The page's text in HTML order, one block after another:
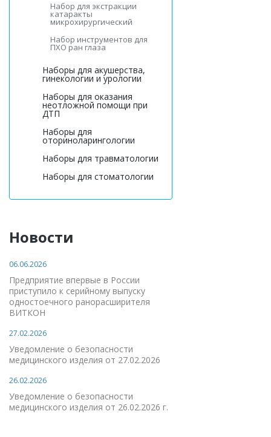
Набор для экстракции
катаракты
микрохирургический
Набор инструментов для
ПХО ран глаза
Наборы для акушерства,
гинекологии и урологии
Наборы для оказания
неотложной помощи при
ДТП
Наборы для
оториноларингологии
Наборы для травматологии
Наборы для стоматологии
Новости
06.06.2026
Предприятие впервые в России
приступило к серийному выпуску
одностоечного ранорасширителя
ВИТКОН
27.02.2026
Уведомление о безопасности
медицинского изделия от 27.02.2026
26.02.2026
Уведомление о безопасности
медицинского изделия от 26.02.2026 г.